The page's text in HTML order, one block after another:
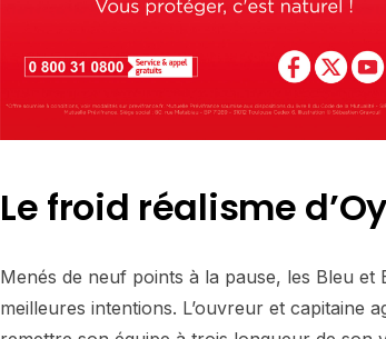
Le froid réalisme
Menés de neuf points à la pause, les Bleu
meilleures intentions. L’ouvreur et capitaine